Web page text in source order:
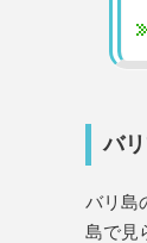
バ
バリ島
島で見